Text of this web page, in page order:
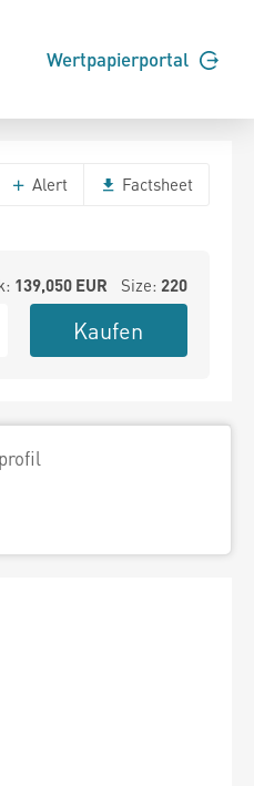
Wertpapierportal
Alert Factsheet
139,050EUR Size: 220
Kaufen